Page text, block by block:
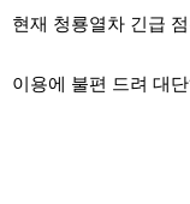
현재 청룡열차 긴급
이용에 불편 드려 대